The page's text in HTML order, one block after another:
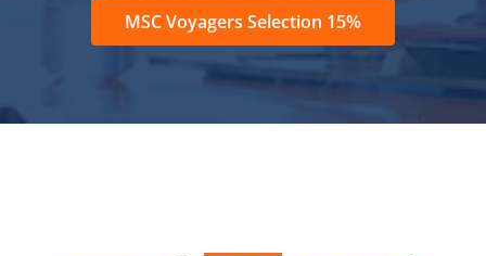
MSC Voyagers Selection 15%